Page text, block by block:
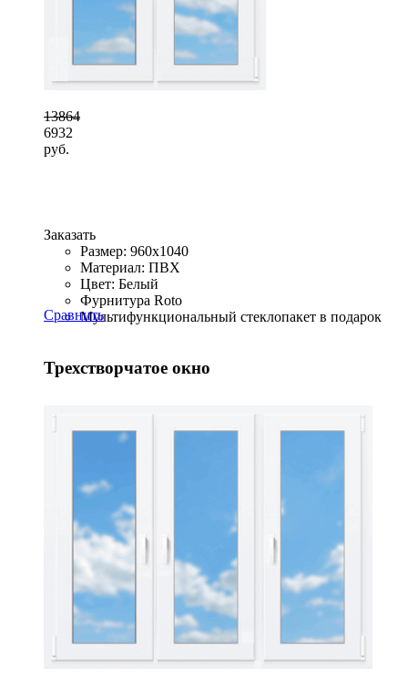
13864
6932
руб.
Заказать
Размер: 960x1040
Материал: ПВХ
Цвет: Белый
Фурнитура Roto
Мультифункциональный стеклопакет в подарок
Сравнить
Трехстворчатое окно